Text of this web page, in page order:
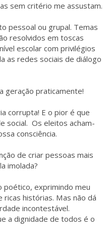
sem critério me assustam.
pessoal ou grupal. Temas
resolvidos em toscas
escolar com privilégios
as redes sociais de diálogo
geração praticamente!
corrupta! E o pior é que
social. Os eleitos acham-
consciência.
de criar pessoas mais
imolada?
poético, exprimindo meu
histórias. Mas não dá
incontestável.
a dignidade de todos é o